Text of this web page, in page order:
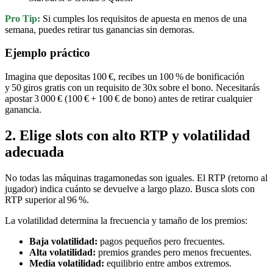
Pro Tip: Si cumples los requisitos de apuesta en menos de una
semana, puedes retirar tus ganancias sin demoras.
Ejemplo práctico
Imagina que depositas 100 €, recibes un 100 % de bonificación
y 50 giros gratis con un requisito de 30x sobre el bono. Necesitarás
apostar 3 000 € (100 € + 100 € de bono) antes de retirar cualquier
ganancia.
2. Elige slots con alto RTP y volatilidad
adecuada
No todas las máquinas tragamonedas son iguales. El RTP (retorno al
jugador) indica cuánto se devuelve a largo plazo. Busca slots con
RTP superior al 96 %.
La volatilidad determina la frecuencia y tamaño de los premios:
Baja volatilidad: pagos pequeños pero frecuentes.
Alta volatilidad: premios grandes pero menos frecuentes.
Media volatilidad: equilibrio entre ambos extremos.